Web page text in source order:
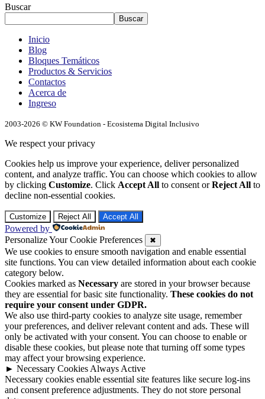
Buscar
Buscar
Inicio
Blog
Bloques Temáticos
Productos & Servicios
Contactos
Acerca de
Ingreso
2003-2026 © KW Foundation - Ecosistema Digital Inclusivo
We respect your privacy
Cookies help us improve your experience, deliver personalized
content, and analyze traffic. You can choose which cookies to allow
by clicking Customize. Click Accept All to consent orReject All to
decline non-essential cookies.
Customize Reject All Accept All
Powered by
Personalize Your Cookie Preferences
✖
We use cookies to ensure smooth navigation and enable essential
site functions. You can view detailed information about each cookie
category below.
Cookies marked as Necessary are stored in your browser because
they are essential for basic site functionality. These cookies do not
require your consent under GDPR.
We also use third-party cookies to analyze site usage, remember
your preferences, and deliver relevant content and ads. These will
only be activated with your consent. You can choose to enable or
disable these cookies, but please note that turning off some types
may affect your browsing experience.
► Necessary Cookies Always Active
Necessary cookies enable essential site features like secure log-ins
and consent preference adjustments. They do not store personal